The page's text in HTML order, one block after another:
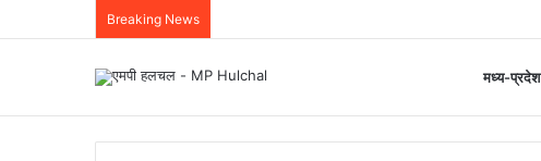
Breaking News
मध्य-प्रदेश